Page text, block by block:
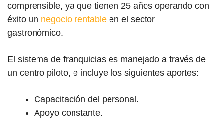
comprensible, ya que tienen 25 años operando con
éxito un negocio rentable en el sector
gastronómico.
El sistema de franquicias es manejado a través de
un centro piloto, e incluye los siguientes aportes:
Capacitación del personal.
Apoyo constante.